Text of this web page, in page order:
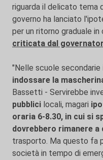
riguarda il delicato tema
governo ha lanciato
per un ritorno graduale in
criticata dal
"Nelle scuole secondarie
indossare la
Bassetti - Servirebbe
pubblici locali, magari
oraria 6-8.30, in cui si
dovrebbero rimanere a
trasporto. Ma questo fa
società in tempo di